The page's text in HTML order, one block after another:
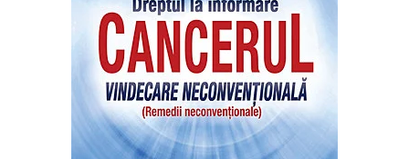
Seria Montauk
Seria Chico Xavier
Seria Helena Blavatsky